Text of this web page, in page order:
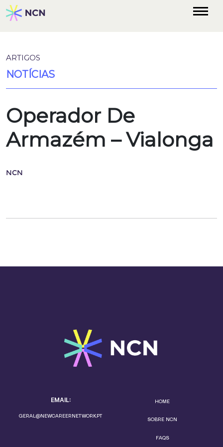
ARTIGOS
NOTÍCIAS
Operador De
Armazém – Vialonga
NCN
EMAIL:
GERAL@NEWCAREERNETWORK.PT
HOME
SOBRE NCN
FAQS